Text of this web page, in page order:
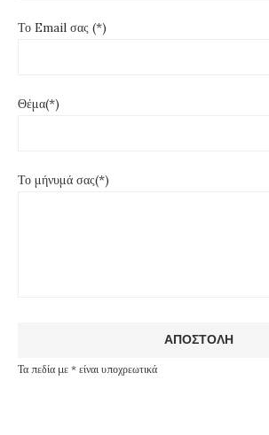
Το Email σας (*)
Θέμα(*)
Το μήνυμά σας(*)
Τα πεδία με * είναι υποχρεωτικά